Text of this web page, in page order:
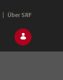
Über SRF